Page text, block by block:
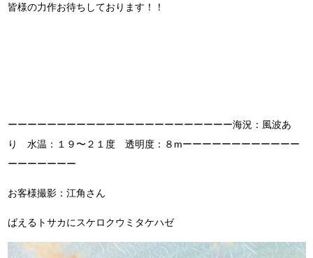
皆様の力作お待ちしております！！
ーーーーーーーーーーーーーーーーーーーーーーー海況：風波あ
り 水温：１９〜２１度 透明度：８mーーーーーーーーーーーー
ーーーーーーー
お客様撮影：江角さん
ばえるトサカにスケロクウミタケハゼ